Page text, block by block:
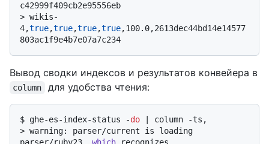
c42999f409cb2e95556eb
> wikis-
4,true,true,true,true,100.0,2613dec44bd14e14577
803ac1f9e4b7e07a7c234
Вывод сводки индексов и результатов конвейера в
column для удобства чтения:
$ ghe-es-index-status -do | column -ts,
> warning: parser/current is loading